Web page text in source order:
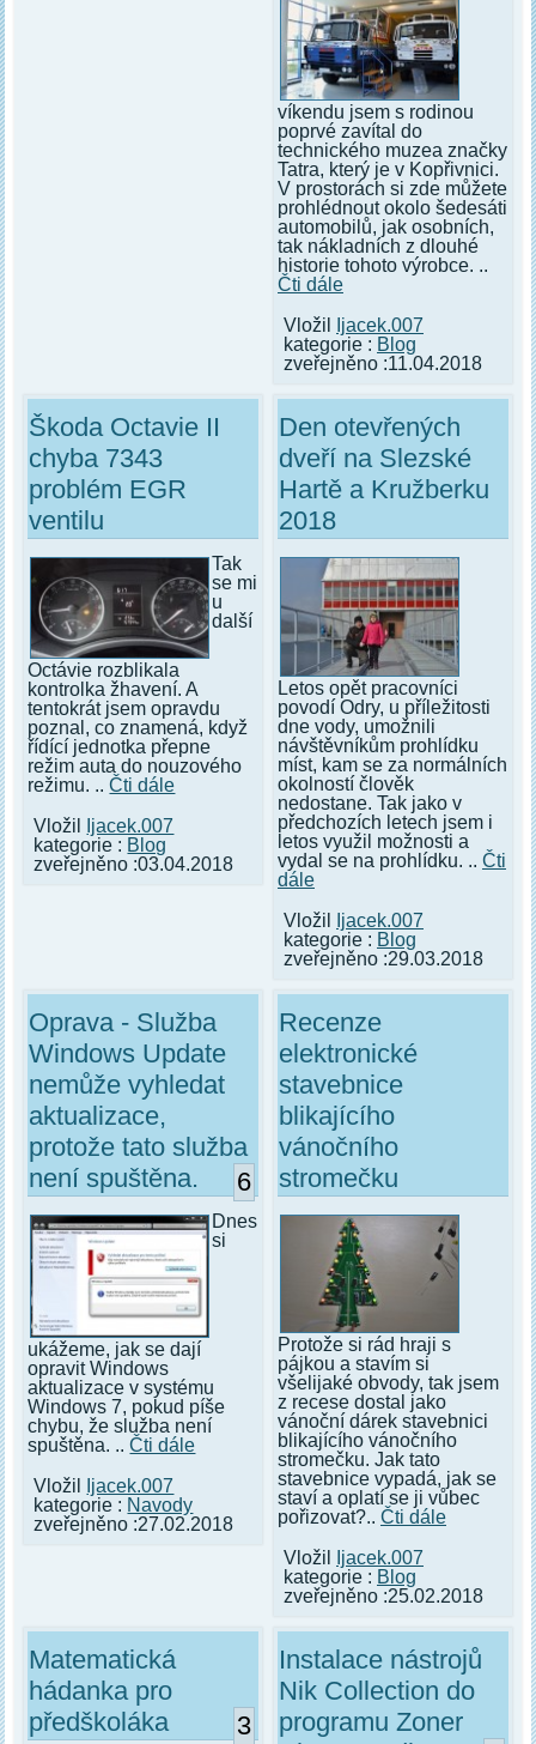
víkendu jsem s rodinou
poprvé zavítal do
technického muzea značky
Tatra, který je v Kopřivnici.
V prostorách si zde můžete
prohlédnout okolo šedesáti
automobilů, jak osobních,
tak nákladních z dlouhé
historie tohoto výrobce. ..
Čti dále
Vložil
Ijacek.007
kategorie : Blog
zveřejněno :11.04.2018
Škoda Octavie II
chyba 7343
problém EGR
ventilu
Tak
se mi
u
další
Octávie rozblikala
kontrolka žhavení. A
tentokrát jsem opravdu
poznal, co znamená, když
řídící jednotka přepne
režim auta do nouzového
režimu. ..Čti dále
Vložil
Ijacek.007
kategorie : Blog
zveřejněno :03.04.2018
Den otevřených
dveří na Slezské
Hartě a Kružberku
2018
Letos opět pracovníci
povodí Odry, u příležitosti
dne vody, umožnili
návštěvníkům prohlídku
míst, kam se za normálních
okolností člověk
nedostane. Tak jako v
předchozích letech jsem i
letos využil možnosti a
vydal se na prohlídku. .. Čti
dále
Vložil
Ijacek.007
kategorie : Blog
zveřejněno :29.03.2018
Oprava - Služba
Windows Update
nemůže vyhledat
aktualizace,
protože tato služba
není spuštěna.
6
Dnes
si
ukážeme, jak se dají
opravit Windows
aktualizace v systému
Windows 7, pokud píše
chybu, že služba není
spuštěna. ..Čti dále
Vložil
Ijacek.007
kategorie : Navody
zveřejněno :27.02.2018
Recenze
elektronické
stavebnice
blikajícího
vánočního
stromečku
Protože si rád hraji s
pájkou a stavím si
všelijaké obvody, tak jsem
z recese dostal jako
vánoční dárek stavebnici
blikajícího vánočního
stromečku. Jak tato
stavebnice vypadá, jak se
staví a oplatí se ji vůbec
pořizovat?.. Čti dále
Vložil
Ijacek.007
kategorie : Blog
zveřejněno :25.02.2018
Matematická
hádanka pro
předškoláka
3
Instalace nástrojů
Nik Collection do
programu Zoner